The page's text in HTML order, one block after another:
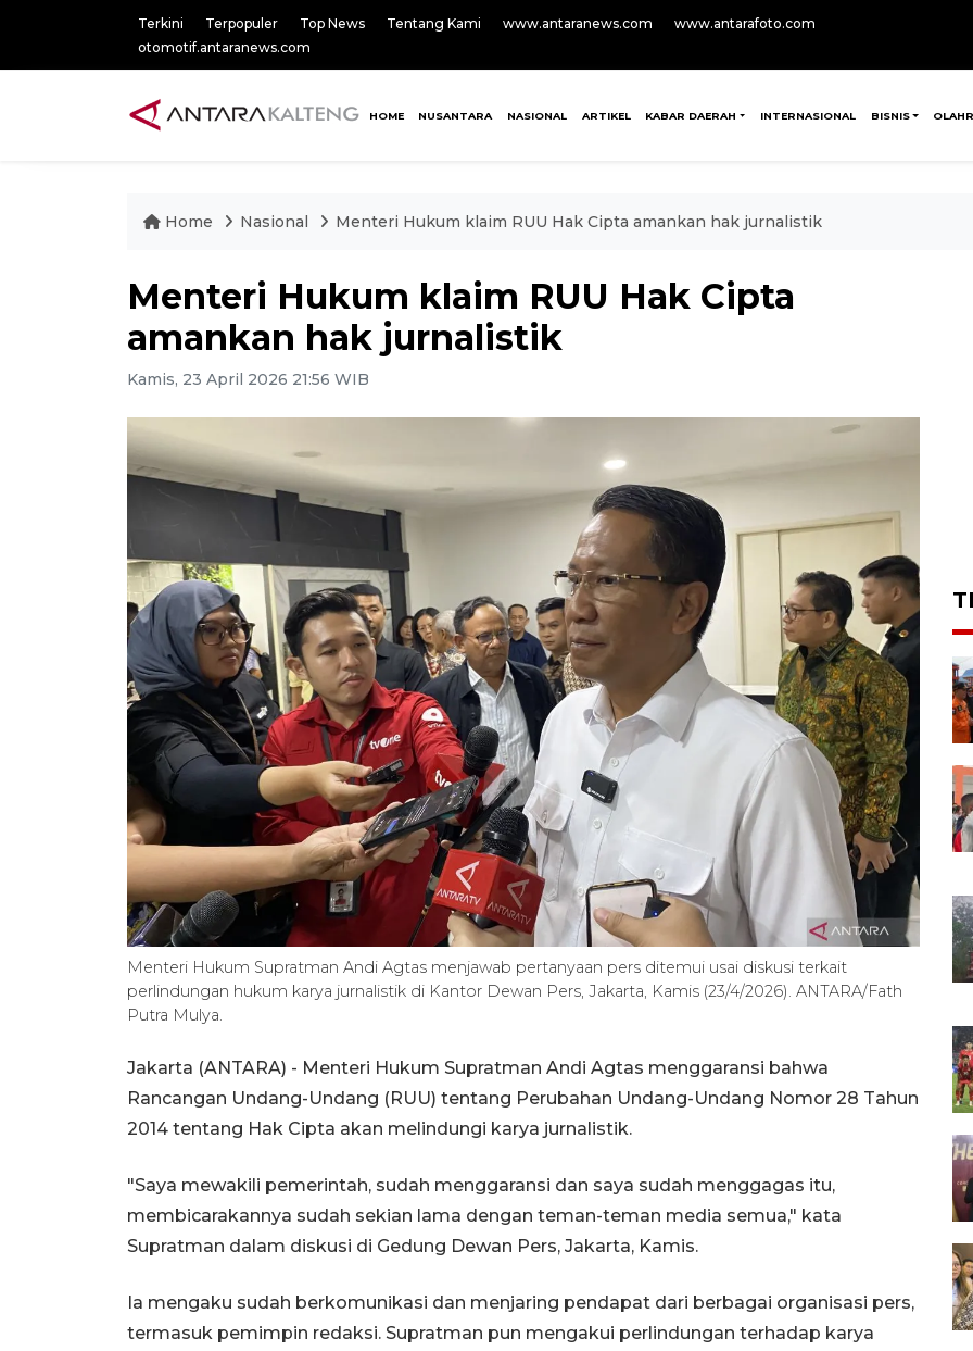
Terkini Terpopuler Top News Tentang Kami www.antaranews.com
www.antarafoto.com
otomotif.antaranews.com
HOME NUSANTARA NASIONAL ARTIKEL KABAR DAERAH INTERNASIONAL BISNIS
Home Nasional Menteri Hukum klaim RUU Hak Cipta amankan hak jurnalistik
Menteri Hukum klaim RUU Hak Cipta
amankan hak jurnalistik
Kamis, 23 April 2026 21:56 WIB
Menteri Hukum Supratman Andi Agtas menjawab pertanyaan pers ditemui usai diskusi terkait
perlindungan hukum karya jurnalistik di Kantor Dewan Pers, Jakarta, Kamis (23/4/2026). ANTARA/Fath
Putra Mulya.
Jakarta (ANTARA) - Menteri Hukum Supratman Andi Agtas menggaransi bahwa
Rancangan Undang-Undang (RUU) tentang Perubahan Undang-Undang Nomor 28 Tahun
2014 tentang Hak Cipta akan melindungi karya jurnalistik.
"Saya mewakili pemerintah, sudah menggaransi dan saya sudah menggagas itu,
membicarakannya sudah sekian lama dengan teman-teman media semua," kata
Supratman dalam diskusi di Gedung Dewan Pers, Jakarta, Kamis.
Ia mengaku sudah berkomunikasi dan menjaring pendapat dari berbagai organisasi pers,
termasuk pemimpin redaksi. Supratman pun mengakui perlindungan terhadap karya